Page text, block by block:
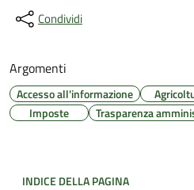
Condividi
Argomenti
Accesso all'informazione
Imposte
Trasparenza
INDICE DELLA PAGINA